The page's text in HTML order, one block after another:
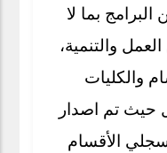
بما لا
والتنمية،
والكليات
حيث تم اصدار
الأقسام